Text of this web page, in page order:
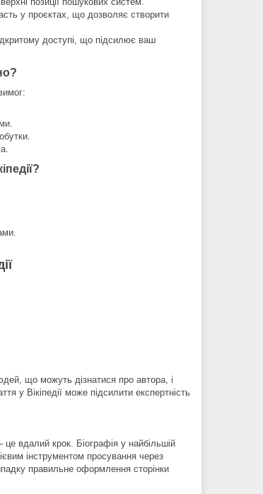
у проєктах, що дозволяє створити
доступі, що підсилює ваш
що можуть дізнатися про автора, і
у Вікіпедії може підсилити експертність
вдалий крок. Біографія у найбільшій
інструментом просування через
правильне оформлення сторінки